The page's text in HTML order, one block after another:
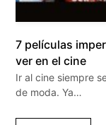
7 películas
ver en el cine
Ir al cine siempre
de moda. Ya…